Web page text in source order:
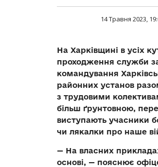
14 Травня 2023,
На Харківщині в усіх
проходження служби
командування
районних установ
з трудовими
більш ґрунтовною,
виступають учасники
чи лякалки про наше
— На власних
основі, — пояснює